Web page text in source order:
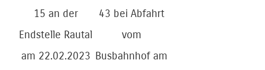
15 an der
Endstelle Rautal
am 22.02.2023
43 bei Abfahrt
vom
Busbahnhof am